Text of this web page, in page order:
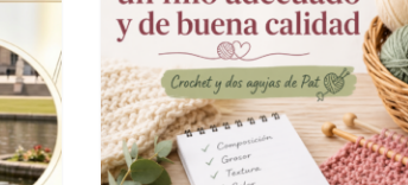
un
adecuado
y
de